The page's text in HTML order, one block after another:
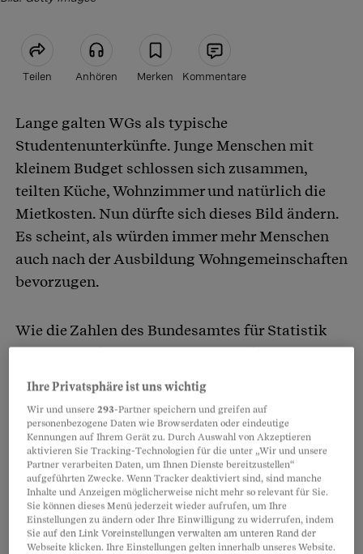
Teilen Anhören Merken Kommentare
Artikel teilen
Lange galten WGs als typische
Studentenunterkünfte. Junge Menschen mit
kleinem Budget schlossen sich zusammen,
teilten Küche, Wohnzimmer und natürlich die
Mietkosten. Nun dürfte sich dieses Bild ändern.
Es scheint, als würden immer mehr Menschen
auch nach der Ausbildung Wohngemeinschaften
bevorzugen.
Wie die Zahlen des Bundesamtes für Statistik
zeigen, wurden im vergangenen Jahr 29’000
drei Personen wohnen. Das sind 7466 mehr als
2021.
Partnerinhalte
Ihre Privatsphäre ist uns wichtig
Wir und unsere293-Partner speichern und greifen auf
personenbezogene Daten wie Browserdaten oder eindeutige
Kennungen auf Ihrem Gerät zu. Durch Auswahl von Akzeptieren
aktivieren Sie Tracking-Technologien für die unter „Wir und unsere
Partner verarbeiten Daten, um Ihnen Dienste bereitzustellen“
aufgeführten Zwecke. Wenn Tracker deaktiviert sind, sind manche
Inhalte und Anzeigen möglicherweise nicht mehr so relevant für Sie.
Sie können dieses Menü jederzeit wieder aufrufen, um Ihre
Einstellungen zu ändern oder Ihre Einwilligung zu widerrufen, indem
Sie auf den Link Voreinstellungen verwalten am unteren Rand der
Webseite klicken. Ihre Einstellungen gelten innerhalb unseres Website.